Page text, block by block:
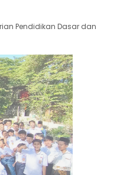
Pendidikan Dasar dan